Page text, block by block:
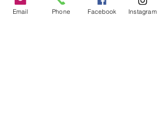
Email Phone Facebook Instagram